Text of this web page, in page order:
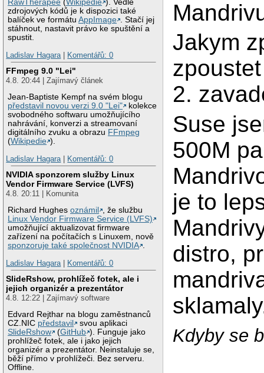
RawTherapee (Wikipedie ). Vedle
zdrojových kódů je k dispozici také
balíček ve formátuAppImage . Stačí jej
stáhnout, nastavit právo ke spuštění a
spustit.
Ladislav Hagara| Komentářů: 0
FFmpeg 9.0 "Lei"
4.8. 20:44 | Zajímavý článek
Jean-Baptiste Kempf na svém blogu
představil novou verzi 9.0 "Lei"
kolekce
svobodného softwaru umožňujícího
nahrávání, konverzi a streamovaní
digitálního zvuku a obrazu FFmpeg
(Wikipedie ).
Ladislav Hagara| Komentářů: 0
NVIDIA sponzorem služby Linux
Vendor Firmware Service (LVFS)
4.8. 20:11 | Komunita
Richard Hughesoznámil
, že službu
Linux Vendor Firmware Service (LVFS)
umožňující aktualizovat firmware
zařízení na počítačích s Linuxem, nově
sponzoruje také společnost NVIDIA .
Ladislav Hagara| Komentářů: 0
SlideRshow, prohlížeč fotek, ale i
jejich organizér a prezentátor
4.8. 12:22 | Zajímavý software
Edvard Rejthar na blogu zaměstnanců
CZ.NIC představil
svou aplikaci
SlideRshow
(GitHub ). Funguje jako
prohlížeč fotek, ale i jako jejich
organizér a prezentátor. Neinstaluje se,
běží přímo v prohlížeči. Bez serveru.
Offline.
Jakym
2.
Suse
500M
je to
distro,
Kdyby se